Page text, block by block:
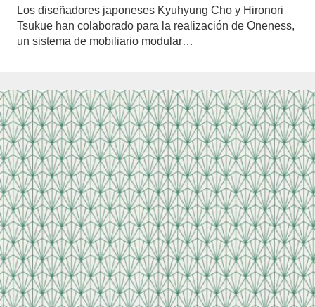
Los diseñadores japoneses Kyuhyung Cho y Hironori
Tsukue han colaborado para la realización de Oneness,
un sistema de mobiliario modular…